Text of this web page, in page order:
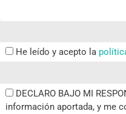
He leído y acepto la
DECLARO BAJO MI
información aportada, y me